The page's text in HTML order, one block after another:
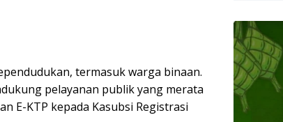
termasuk warga binaan.
pelayanan publik yang merata
E-KTP kepada Kasubsi Registrasi